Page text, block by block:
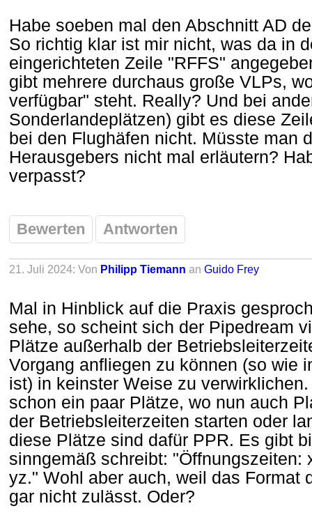
Habe soeben mal den Abschnitt AD
So richtig klar ist mir nicht, was da in
eingerichteten Zeile "RFFS"
gibt mehrere durchaus große VLPs,
verfügbar" steht. Really? Und bei
Sonderlandeplätzen) gibt es diese
bei den Flughäfen nicht. Müsste man
Herausgebers nicht mal erläutern?
verpasst?
Bewerten Antworten
21. Juli 2024: Von Philipp Tiemann an Guido Frey
Mal in Hinblick auf die Praxis
sehe, so scheint sich der Pipedream
Plätze außerhalb der
Vorgang anfliegen zu können (so wie
ist) in keinster Weise zu
schon ein paar Plätze, wo nun auch
der Betriebsleiterzeiten starten oder
diese Plätze sind dafür PPR. Es gibt
sinngemäß schreibt: "Öffnungszeiten:
yz." Wohl aber auch, weil das Format
gar nicht zulässt. Oder?